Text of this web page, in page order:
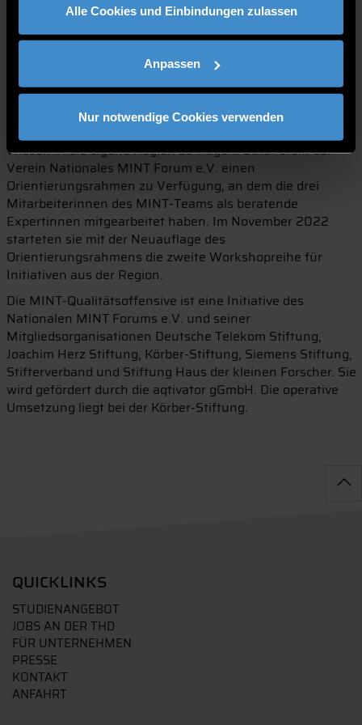
Alle Cookies und Einbindungen zulassen
Anpassen
Nur notwendige Cookies verwenden
Bedarf der Zielgruppen passgenau abdecken und hohen
Qualitätsstandards entsprechen.
Andrea Stelzl, Manuela Krawagna-Nöbauer und Anna
2020 im Rahmen der bundesweitenMINT-
Qualitätsoffensivevon der Körber-Stiftung zu MINT-
Wissen in die eigene Region zu tragen. Dafür stellt der
Verein Nationales MINT Forum e.V. einen
Orientierungsrahmen zu Verfügung, an dem die drei
Mitarbeiterinnen des MINT-Teams als beratende
Expertinnen mitgearbeitet haben. Im November 2022
starteten sie mit der Neuauflage des
Orientierungsrahmens die zweite Workshopreihe für
Initiativen aus der Region.
Die MINT-Qualitätsoffensive ist eine Initiative des
Nationalen MINT Forums e.V. und seiner
Mitgliedsorganisationen Deutsche Telekom Stiftung,
Joachim Herz Stiftung, Körber-Stiftung, Siemens Stiftung,
Stifterverband und Stiftung Haus der kleinen Forscher. Sie
wird gefördert durch die aqtivator gGmbH. Die operative
Umsetzung liegt bei der Körber-Stiftung.
QUICKLINKS
STUDIENANGEBOT
JOBS AN DER THD
FÜR UNTERNEHMEN
PRESSE
KONTAKT
ANFAHRT